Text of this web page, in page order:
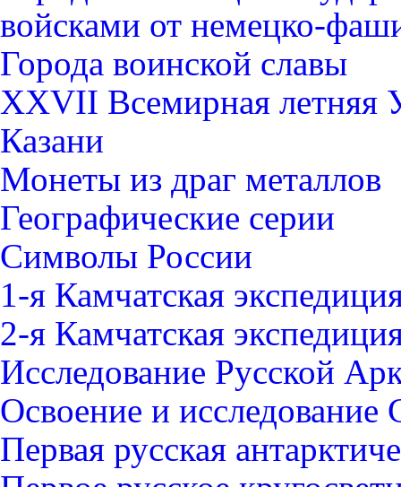
войсками от немецко-
Города воинской славы
XXVII Всемирная летняя
Казани
Монеты из драг металлов
Географические серии
Символы России
1-я Камчатская
2-я Камчатская
Исследование Русской
Освоение и
Первая русская